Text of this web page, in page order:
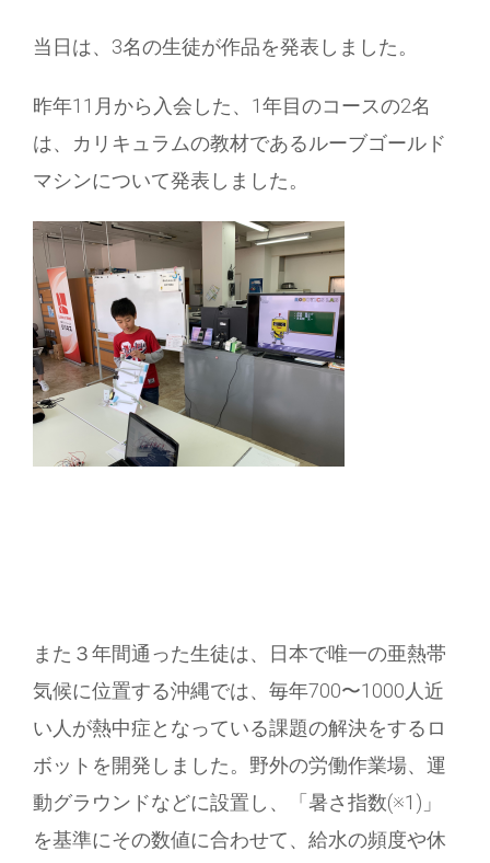
当日は、3名の生徒が作品を発表しました。
昨年11月から入会した、1年目のコースの2名
は、カリキュラムの教材であるルーブゴールド
マシンについて発表しました。
また３年間通った生徒は、日本で唯一の亜熱帯
気候に位置する沖縄では、毎年700〜1000人近
い人が熱中症となっている課題の解決をするロ
ボットを開発しました。野外の労働作業場、運
動グラウンドなどに設置し、「暑さ指数(※1)」
を基準にその数値に合わせて、給水の頻度や休